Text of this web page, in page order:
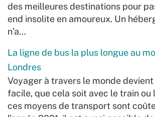
des meilleures destinations pour
end insolite en amoureux. Un
n’a…
La ligne de bus la plus longue au
Londres
Voyager à travers le monde
facile, que cela soit avec le train ou
ces moyens de transport sont